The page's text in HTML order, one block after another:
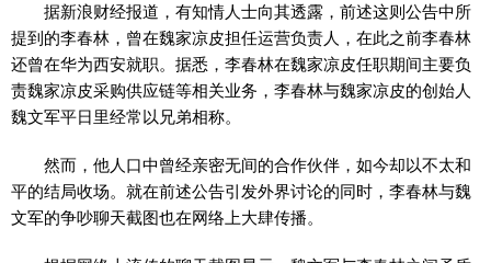
据新浪财经报道，有知情人士向其透露，前述这则公告中所
提到的李春林，曾在魏家凉皮担任运营负责人，在此之前李春林
还曾在华为西安就职。据悉，李春林在魏家凉皮任职期间主要负
责魏家凉皮采购供应链等相关业务，李春林与魏家凉皮的创始人
魏文军平日里经常以兄弟相称。
然而，他人口中曾经亲密无间的合作伙伴，如今却以不太和
平的结局收场。就在前述公告引发外界讨论的同时，李春林与魏
文军的争吵聊天截图也在网络上大肆传播。